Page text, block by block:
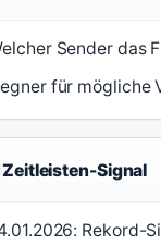
Sender das
für mögliche
Zeitleisten-Signal
Rekord-